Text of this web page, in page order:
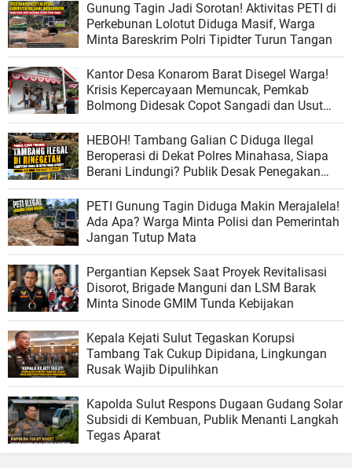
Gunung Tagin Jadi Sorotan! Aktivitas PETI di
Perkebunan Lolotut Diduga Masif, Warga
Minta Bareskrim Polri Tipidter Turun Tangan
Kantor Desa Konarom Barat Disegel Warga!
Krisis Kepercayaan Memuncak, Pemkab
Bolmong Didesak Copot Sangadi dan Usut
Dugaan Penyalahgunaan Wewenang
HEBOH! Tambang Galian C Diduga Ilegal
Beroperasi di Dekat Polres Minahasa, Siapa
Berani Lindungi? Publik Desak Penegakan
Hukum Tanpa Tebang Pilih
PETI Gunung Tagin Diduga Makin Merajalela!
Ada Apa? Warga Minta Polisi dan Pemerintah
Jangan Tutup Mata
Pergantian Kepsek Saat Proyek Revitalisasi
Disorot, Brigade Manguni dan LSM Barak
Minta Sinode GMIM Tunda Kebijakan
Kepala Kejati Sulut Tegaskan Korupsi
Tambang Tak Cukup Dipidana, Lingkungan
Rusak Wajib Dipulihkan
Kapolda Sulut Respons Dugaan Gudang Solar
Subsidi di Kembuan, Publik Menanti Langkah
Tegas Aparat